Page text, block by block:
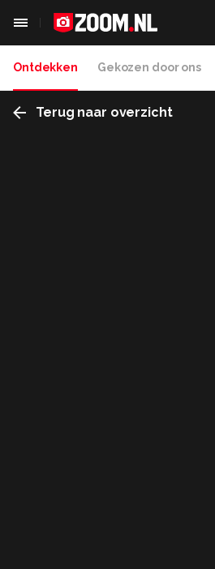
Ontdekken Gekozen door ons
Terug naar overzicht